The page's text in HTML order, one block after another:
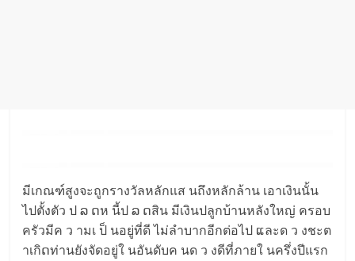
มีเกณฑ์สูงจะถูกรางวัลหลักแส นถึงหลักล้าน เอาเงินนั้น
ไปตั้งตัว ป ລ ດห นี้ป ລ ດสิน มีเงินปลูกบ้านหลังใหญ่ ครอบ
ครัวมีค ว ามเ ป็ นอยู่ที่ดี ไม่ลำบากอีกต่อไป ແละด ว งชะต
าเกิດท่านยังจัดอยู่ใ นอันดับค นด ว งดีที่ภายใ นครึ่งปีแรก